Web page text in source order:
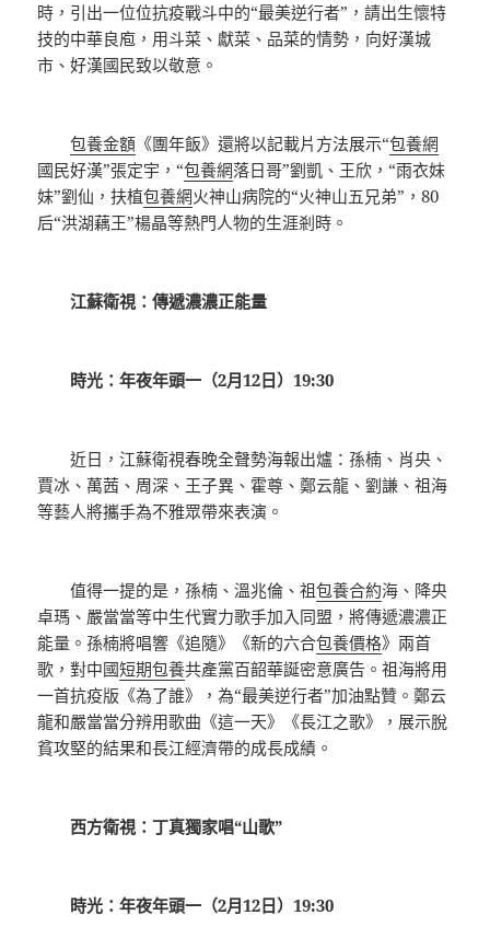
時，引出一位位抗疫戰斗中的“最美逆行者”，請出生懷特
技的中華良庖，用斗菜、獻菜、品菜的情勢，向好漢城
市、好漢國民致以敬意。
包養金額 《團年飯》還將以記載片方法展示“包養網
國民好漢”張定宇，“包養網落日哥”劉凱、王欣，“雨衣妹
妹”劉仙，扶植包養網火神山病院的“火神山五兄弟”，80
后“洪湖藕王”楊晶等熱門人物的生涯剎時。
江蘇衛視：傳遞濃濃正能量
時光：年夜年頭一（2月12日）19:30
近日，江蘇衛視春晚全聲勢海報出爐：孫楠、肖央、
賈冰、萬茜、周深、王子異、霍尊、鄭云龍、劉謙、祖海
等藝人將攜手為不雅眾帶來表演。
值得一提的是，孫楠、溫兆倫、祖包養合約海、降央
卓瑪、嚴當當等中生代實力歌手加入同盟，將傳遞濃濃正
能量。孫楠將唱響《追隨》《新的六合包養價格》兩首
歌，對中國短期包養共產黨百韶華誕密意廣告。祖海將用
一首抗疫版《為了誰》，為“最美逆行者”加油點贊。鄭云
龍和嚴當當分辨用歌曲《這一天》《長江之歌》，展示脫
貧攻堅的結果和長江經濟帶的成長成績。
西方衛視：丁真獨家唱“山歌”
時光：年夜年頭一（2月12日）19:30